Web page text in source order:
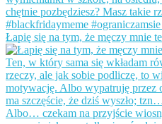
Łapię się na tym, że męczy mnie